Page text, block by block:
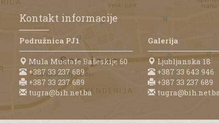
Kontakt informacije
Podružnica PJ1
Mula Mustafe Bašeskije 60
+387 33 237 689
+387 33 237 689
tugra@bih.net.ba
Galerija
Ljubljanska 18
+387 33 643 946
+387 33 237 689